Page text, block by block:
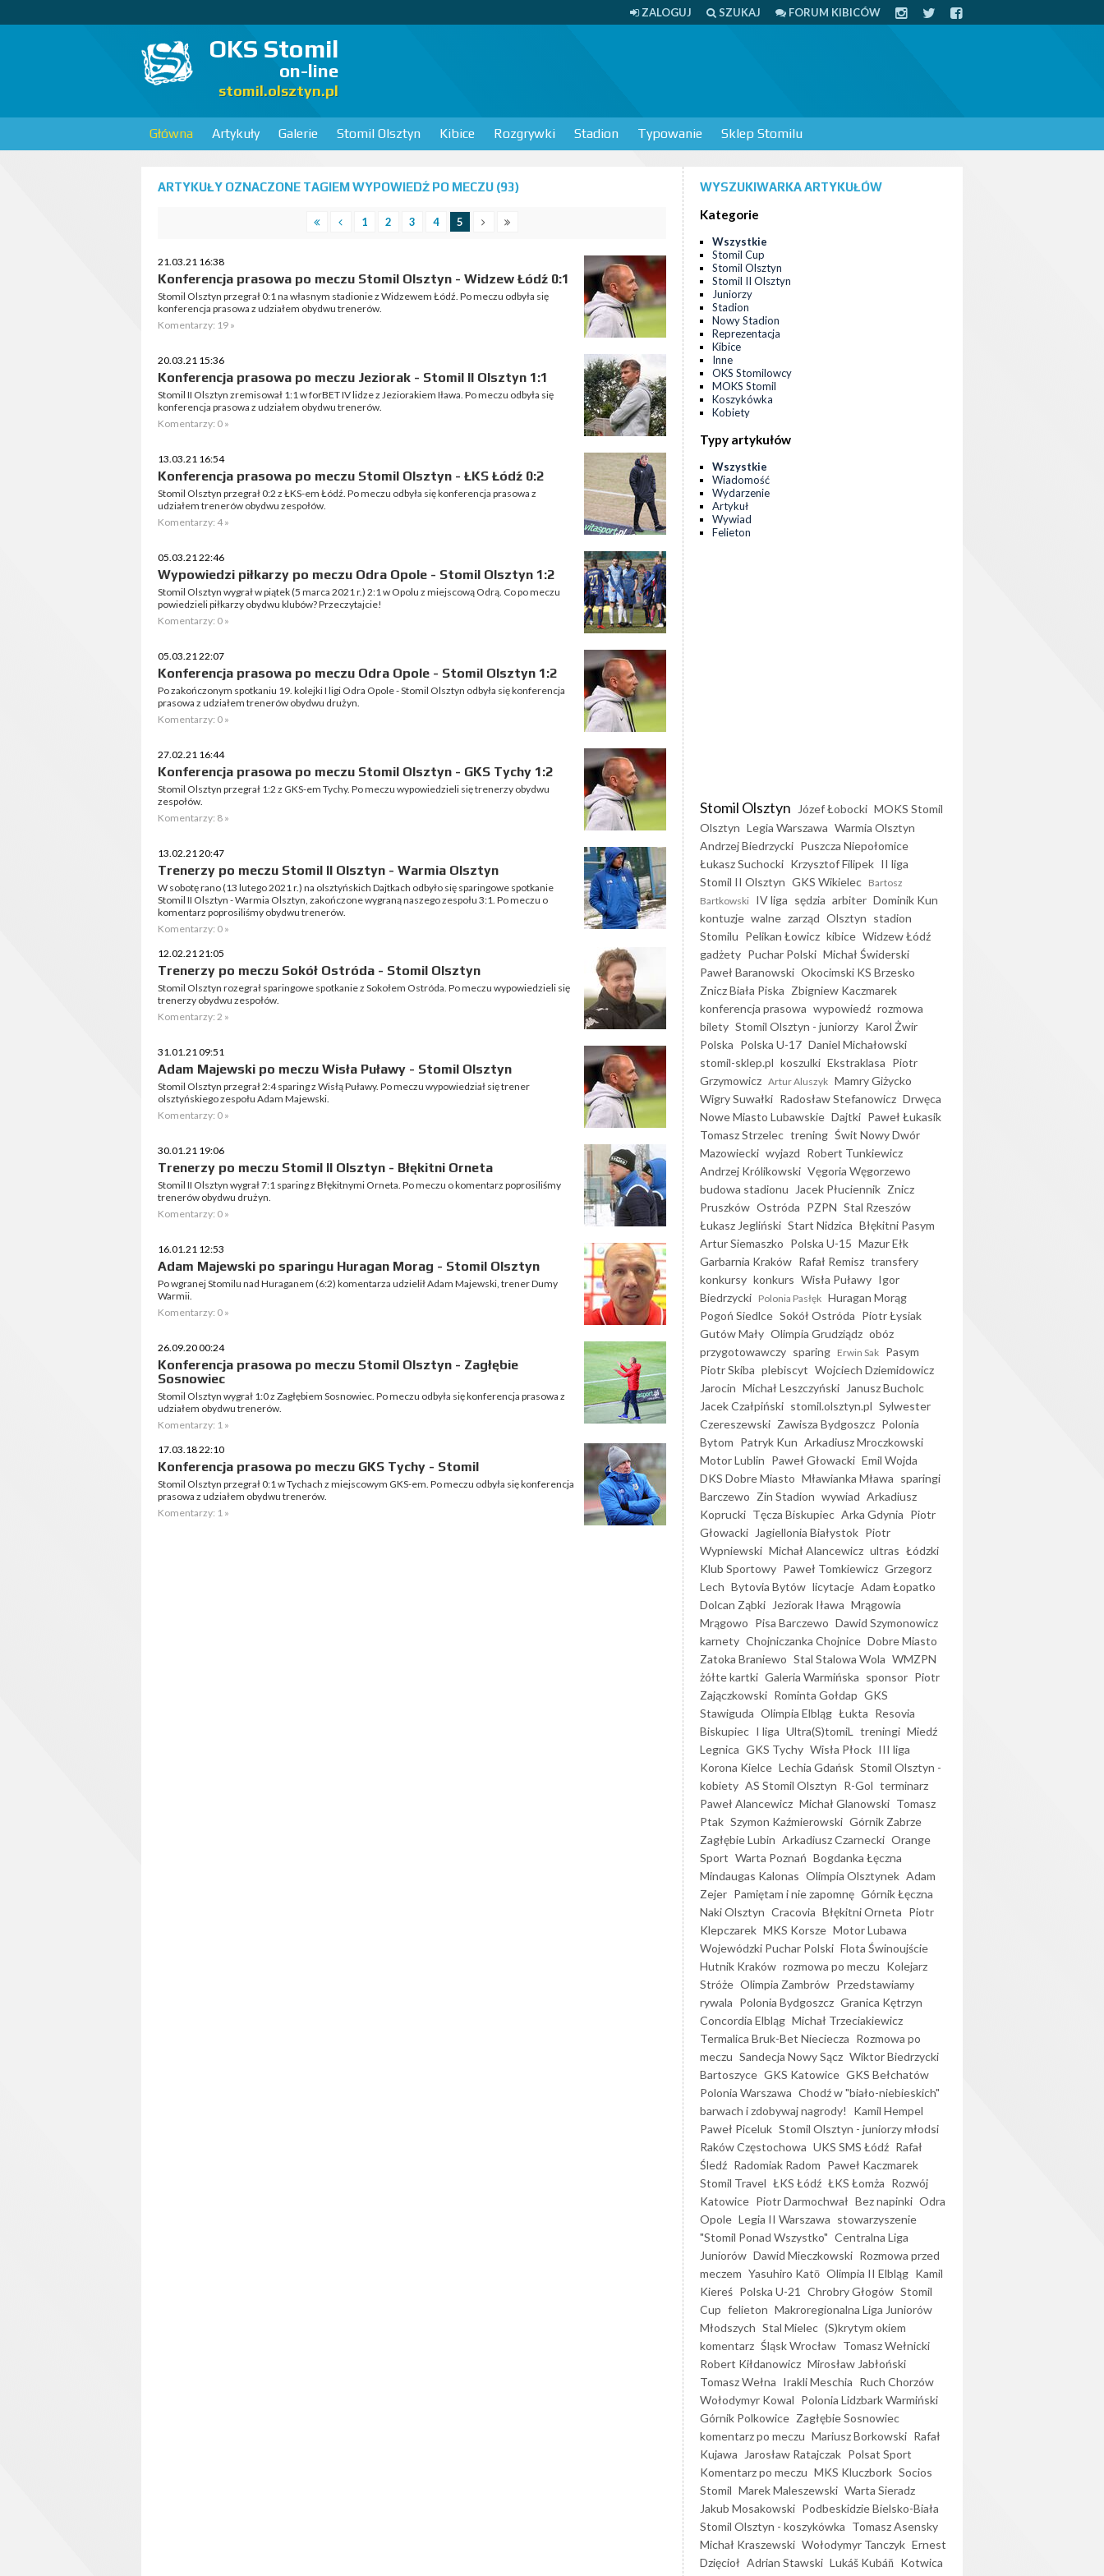
ZALOGUJ SZUKAJ FORUM KIBICÓW
OKS Stomil
on-line
stomil.olsztyn.pl
Główna Artykuły Galerie Stomil Olsztyn Kibice Rozgrywki Stadion Typowanie Sklep Stomilu
ARTYKUŁY OZNACZONE TAGIEM WYPOWIEDŹ PO MECZU (93)
1 2 3 4 5
21.03.21 16:38
Konferencja prasowa po meczu Stomil Olsztyn - Widzew Łódź 0:1
Stomil Olsztyn przegrał 0:1 na własnym stadionie z Widzewem Łódź. Po meczu odbyła się
konferencja prasowa z udziałem obydwu trenerów.
Komentarzy: 19 »
20.03.21 15:36
Konferencja prasowa po meczu Jeziorak - Stomil II Olsztyn 1:1
Stomil II Olsztyn zremisował 1:1 w forBET IV lidze z Jeziorakiem Iława. Po meczu odbyła się
konferencja prasowa z udziałem obydwu trenerów.
Komentarzy: 0 »
13.03.21 16:54
Konferencja prasowa po meczu Stomil Olsztyn - ŁKS Łódź 0:2
Stomil Olsztyn przegrał 0:2 z ŁKS-em Łódź. Po meczu odbyła się konferencja prasowa z
udziałem trenerów obydwu zespołów.
Komentarzy: 4 »
05.03.21 22:46
Wypowiedzi piłkarzy po meczu Odra Opole - Stomil Olsztyn 1:2
Stomil Olsztyn wygrał w piątek (5 marca 2021 r.) 2:1 w Opolu z miejscową Odrą. Co po meczu
powiedzieli piłkarzy obydwu klubów? Przeczytajcie!
Komentarzy: 0 »
05.03.21 22:07
Konferencja prasowa po meczu Odra Opole - Stomil Olsztyn 1:2
Po zakończonym spotkaniu 19. kolejki I ligi Odra Opole - Stomil Olsztyn odbyła się konferencja
prasowa z udziałem trenerów obydwu drużyn.
Komentarzy: 0 »
27.02.21 16:44
Konferencja prasowa po meczu Stomil Olsztyn - GKS Tychy 1:2
Stomil Olsztyn przegrał 1:2 z GKS-em Tychy. Po meczu wypowiedzieli się trenerzy obydwu
zespołów.
Komentarzy: 8 »
13.02.21 20:47
Trenerzy po meczu Stomil II Olsztyn - Warmia Olsztyn
W sobotę rano (13 lutego 2021 r.) na olsztyńskich Dajtkach odbyło się sparingowe spotkanie
Stomil II Olsztyn - Warmia Olsztyn, zakończone wygraną naszego zespołu 3:1. Po meczu o
komentarz poprosiliśmy obydwu trenerów.
Komentarzy: 0 »
12.02.21 21:05
Trenerzy po meczu Sokół Ostróda - Stomil Olsztyn
Stomil Olsztyn rozegrał sparingowe spotkanie z Sokołem Ostróda. Po meczu wypowiedzieli się
trenerzy obydwu zespołów.
Komentarzy: 2 »
31.01.21 09:51
Adam Majewski po meczu Wisła Puławy - Stomil Olsztyn
Stomil Olsztyn przegrał 2:4 sparing z Wisłą Puławy. Po meczu wypowiedział się trener
olsztyńskiego zespołu Adam Majewski.
Komentarzy: 0 »
30.01.21 19:06
Trenerzy po meczu Stomil II Olsztyn - Błękitni Orneta
Stomil II Olsztyn wygrał 7:1 sparing z Błękitnymi Orneta. Po meczu o komentarz poprosiliśmy
trenerów obydwu drużyn.
Komentarzy: 0 »
16.01.21 12:53
Adam Majewski po sparingu Huragan Morag - Stomil Olsztyn
Po wgranej Stomilu nad Huraganem (6:2) komentarza udzielił Adam Majewski, trener Dumy
Warmii.
Komentarzy: 0 »
26.09.20 00:24
Konferencja prasowa po meczu Stomil Olsztyn - Zagłębie
Sosnowiec
Stomil Olsztyn wygrał 1:0 z Zagłębiem Sosnowiec. Po meczu odbyła się konferencja prasowa z
udziałem obydwu trenerów.
Komentarzy: 1 »
17.03.18 22:10
Konferencja prasowa po meczu GKS Tychy - Stomil
Stomil Olsztyn przegrał 0:1 w Tychach z miejscowym GKS-em. Po meczu odbyła się konferencja
prasowa z udziałem obydwu trenerów.
Komentarzy: 1 »
WYSZUKIWARKA ARTYKUŁÓW
Kategorie
Wszystkie
Stomil Cup
Stomil Olsztyn
Stomil II Olsztyn
Juniorzy
Stadion
Nowy Stadion
Reprezentacja
Kibice
Inne
OKS Stomilowcy
MOKS Stomil
Koszykówka
Kobiety
Typy artykułów
Wszystkie
Wiadomość
Wydarzenie
Artykuł
Wywiad
Felieton
Stomil Olsztyn Józef Łobocki MOKS Stomil
Olsztyn Legia Warszawa Warmia Olsztyn
Andrzej Biedrzycki Puszcza Niepołomice
Łukasz Suchocki Krzysztof Filipek II liga
Stomil II Olsztyn GKS Wikielec Bartosz
Bartkowski IV liga sędzia arbiter Dominik Kun
kontuzje walne zarząd Olsztyn stadion
Stomilu Pelikan Łowicz kibice Widzew Łódź
gadżety Puchar Polski Michał Świderski
Paweł Baranowski Okocimski KS Brzesko
Znicz Biała Piska Zbigniew Kaczmarek
konferencja prasowa wypowiedź rozmowa
bilety Stomil Olsztyn - juniorzy Karol Żwir
Polska Polska U-17 Daniel Michałowski
stomil-sklep.pl koszulki Ekstraklasa Piotr
Grzymowicz Artur Aluszyk Mamry Giżycko
Wigry Suwałki Radosław Stefanowicz Drwęca
Nowe Miasto Lubawskie Dajtki Paweł Łukasik
Tomasz Strzelec trening Świt Nowy Dwór
Mazowiecki wyjazd Robert Tunkiewicz
Andrzej Królikowski Vęgoria Węgorzewo
budowa stadionu
Jacek Płuciennik Znicz
Pruszków Ostróda PZPN Stal Rzeszów
Łukasz Jegliński Start Nidzica Błękitni Pasym
Artur Siemaszko Polska U-15 Mazur Ełk
Garbarnia Kraków Rafał Remisz transfery
konkursy konkurs Wisła Puławy Igor
Biedrzycki Polonia Pasłęk Huragan Morąg
Pogoń Siedlce Sokół Ostróda Piotr Łysiak
Gutów Mały Olimpia Grudziądz obóz
przygotowawczy sparing Erwin Sak Pasym
Piotr Skiba plebiscyt Wojciech Dziemidowicz
Jarocin Michał Leszczyński
Janusz Bucholc
Jacek Czałpiński stomil.olsztyn.pl Sylwester
Czereszewski Zawisza Bydgoszcz Polonia
Bytom Patryk Kun Arkadiusz Mroczkowski
Motor Lublin Paweł Głowacki Emil Wojda
DKS Dobre Miasto Mławianka Mława sparingi
Barczewo Zin Stadion wywiad Arkadiusz
Koprucki Tęcza Biskupiec Arka Gdynia Piotr
Głowacki
Jagiellonia Białystok Piotr
Wypniewski Michał Alancewicz ultras Łódzki
Klub Sportowy Paweł Tomkiewicz Grzegorz
Lech Bytovia Bytów licytacje Adam Łopatko
Dolcan Ząbki
Jeziorak Iława Mrągowia
Mrągowo Pisa Barczewo Dawid Szymonowicz
karnety Chojniczanka Chojnice Dobre Miasto
Zatoka Braniewo Stal Stalowa Wola WMZPN
żółte kartki Galeria Warmińska sponsor Piotr
Zajączkowski Rominta Gołdap GKS
Stawiguda Olimpia Elbląg Łukta Resovia
Biskupiec I liga Ultra(S)tomiL treningi Miedź
Legnica GKS Tychy Wisła Płock III liga
Korona Kielce Lechia Gdańsk Stomil Olsztyn -
kobiety AS Stomil Olsztyn R-Gol terminarz
Paweł Alancewicz Michał Glanowski Tomasz
Ptak Szymon Kaźmierowski Górnik Zabrze
Zagłębie Lubin Arkadiusz Czarnecki Orange
Sport Warta Poznań Bogdanka Łęczna
Mindaugas Kalonas Olimpia Olsztynek Adam
Zejer Pamiętam i nie zapomnę Górnik Łęczna
Naki Olsztyn Cracovia Błękitni Orneta Piotr
Klepczarek MKS Korsze Motor Lubawa
Wojewódzki Puchar Polski Flota Świnoujście
Hutnik Kraków rozmowa po meczu Kolejarz
Stróże Olimpia Zambrów Przedstawiamy
rywala Polonia Bydgoszcz Granica Kętrzyn
Concordia Elbląg Michał Trzeciakiewicz
Termalica Bruk-Bet Nieciecza Rozmowa po
meczu Sandecja Nowy Sącz Wiktor Biedrzycki
Bartoszyce GKS Katowice GKS Bełchatów
Polonia Warszawa Chodź w "biało-niebieskich"
barwach i zdobywaj nagrody!
Kamil Hempel
Paweł Piceluk Stomil Olsztyn - juniorzy młodsi
Raków Częstochowa UKS SMS Łódź Rafał
Śledź Radomiak Radom Paweł Kaczmarek
Stomil Travel ŁKS Łódź ŁKS Łomża Rozwój
Katowice Piotr Darmochwał Bez napinki Odra
Opole Legia II Warszawa stowarzyszenie
"Stomil Ponad Wszystko" Centralna Liga
Juniorów Dawid Mieczkowski Rozmowa przed
meczem Yasuhiro Katō Olimpia II Elbląg Kamil
Kiereś Polska U-21 Chrobry Głogów Stomil
Cup felieton Makroregionalna Liga Juniorów
Młodszych Stal Mielec (S)krytym okiem
komentarz Śląsk Wrocław Tomasz Wełnicki
Robert Kiłdanowicz Mirosław Jabłoński
Tomasz Wełna Irakli Meschia Ruch Chorzów
Wołodymyr Kowal Polonia Lidzbark Warmiński
Górnik Polkowice Zagłębie Sosnowiec
komentarz po meczu Mariusz Borkowski Rafał
Kujawa
Jarosław Ratajczak Polsat Sport
Komentarz po meczu MKS Kluczbork Socios
Stomil Marek Maleszewski Warta Sieradz
Jakub Mosakowski Podbeskidzie Bielsko-Biała
Stomil Olsztyn - koszykówka Tomasz Asensky
Michał Kraszewski Wołodymyr Tanczyk Ernest
Dzięcioł Adrian Stawski Lukáš Kubáň Kotwica